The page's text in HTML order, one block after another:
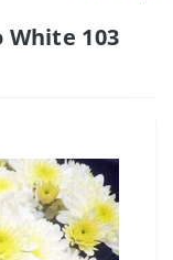
103